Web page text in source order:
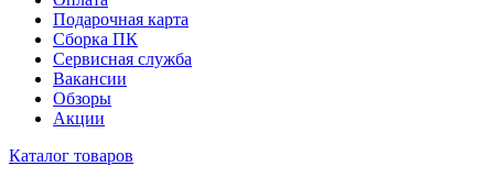
Подарочная карта
Сборка ПК
Сервисная служба
Вакансии
Обзоры
Акции
Каталог товаров